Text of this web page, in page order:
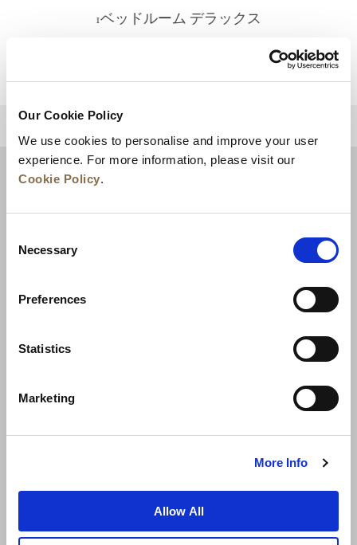
Our Cookie Policy
We use cookies to personalise and improve your user
experience. For more information, please visit our
Cookie Policy.
Selection
Necessary
Preferences
Statistics
Marketing
More Info
Allow All
1ベッドルーム デラックス